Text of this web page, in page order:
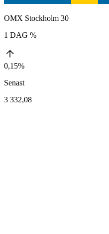
OMX Stockholm 30
1 DAG %
0,15%
Senast
3 332,08